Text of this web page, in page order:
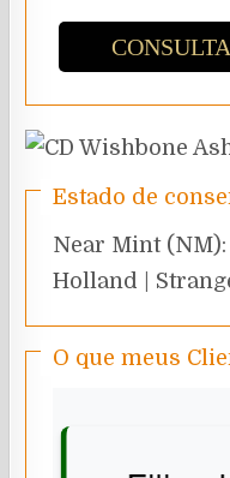
Estado de
Near Mint
Holland |
O que meus